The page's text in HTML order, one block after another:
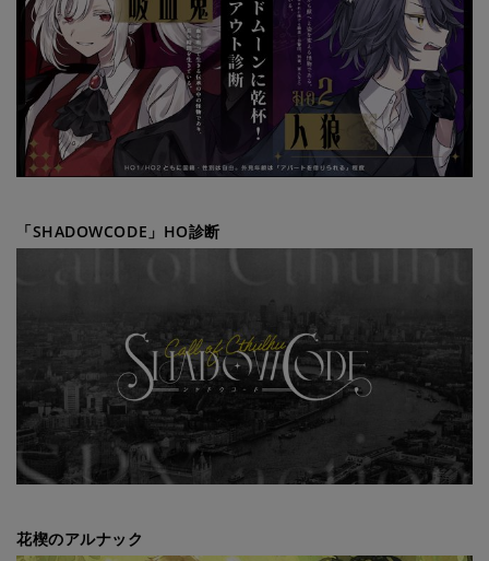
「SHADOWCODE」HO診断
花楔のアルナック